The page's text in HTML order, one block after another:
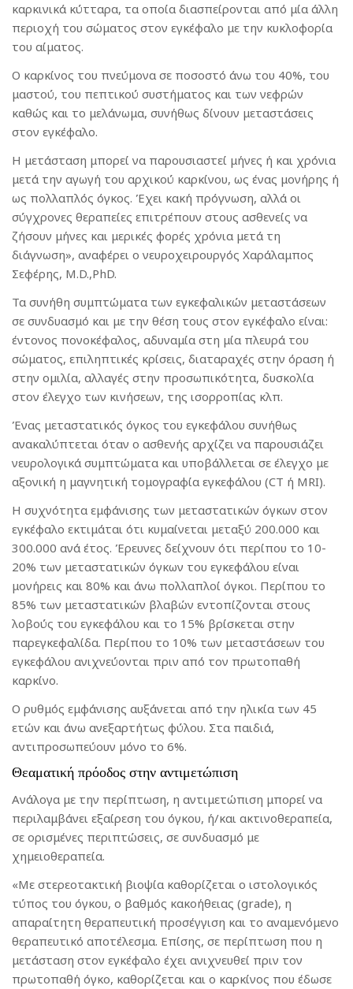
καρκινικά κύτταρα, τα οποία διασπείρονται από μία άλλη
περιοχή του σώματος στον εγκέφαλο με την κυκλοφορία
του αίματος.
Ο καρκίνος του πνεύμονα σε ποσοστό άνω του 40%, του
μαστού, του πεπτικού συστήματος και των νεφρών
καθώς και το μελάνωμα, συνήθως δίνουν μεταστάσεις
στον εγκέφαλο.
Η μετάσταση μπορεί να παρουσιαστεί μήνες ή και χρόνια
μετά την αγωγή του αρχικού καρκίνου, ως ένας μονήρης ή
ως πολλαπλός όγκος. Έχει κακή πρόγνωση, αλλά οι
σύγχρονες θεραπείες επιτρέπουν στους ασθενείς να
ζήσουν μήνες και μερικές φορές χρόνια μετά τη
διάγνωση», αναφέρει ο νευροχειρουργός Χαράλαμπος
Σεφέρης, M.D.,PhD.
Τα συνήθη συμπτώματα των εγκεφαλικών μεταστάσεων
σε συνδυασμό και με την θέση τους στον εγκέφαλο είναι:
έντονος πονοκέφαλος, αδυναμία στη μία πλευρά του
σώματος, επιληπτικές κρίσεις, διαταραχές στην όραση ή
στην ομιλία, αλλαγές στην προσωπικότητα, δυσκολία
στον έλεγχο των κινήσεων, της ισορροπίας κλπ.
Ένας μεταστατικός όγκος του εγκεφάλου συνήθως
ανακαλύπτεται όταν ο ασθενής αρχίζει να παρουσιάζει
νευρολογικά συμπτώματα και υποβάλλεται σε έλεγχο με
αξονική η μαγνητική τομογραφία εγκεφάλου (CT ή MRI).
Η συχνότητα εμφάνισης των μεταστατικών όγκων στον
εγκέφαλο εκτιμάται ότι κυμαίνεται μεταξύ 200.000 και
300.000 ανά έτος. Έρευνες δείχνουν ότι περίπου το 10-
20% των μεταστατικών όγκων του εγκεφάλου είναι
μονήρεις και 80% και άνω πολλαπλοί όγκοι. Περίπου το
85% των μεταστατικών βλαβών εντοπίζονται στους
λοβούς του εγκεφάλου και το 15% βρίσκεται στην
παρεγκεφαλίδα. Περίπου το 10% των μεταστάσεων του
εγκεφάλου ανιχνεύονται πριν από τον πρωτοπαθή
καρκίνο.
Ο ρυθμός εμφάνισης αυξάνεται από την ηλικία των 45
ετών και άνω ανεξαρτήτως φύλου. Στα παιδιά,
αντιπροσωπεύουν μόνο το 6%.
Θεαματική πρόοδος στην αντιμετώπιση
Ανάλογα με την περίπτωση, η αντιμετώπιση μπορεί να
περιλαμβάνει εξαίρεση του όγκου, ή/και ακτινοθεραπεία,
σε ορισμένες περιπτώσεις, σε συνδυασμό με
χημειοθεραπεία.
«Με στερεοτακτική βιοψία καθορίζεται ο ιστολογικός
τύπος του όγκου, ο βαθμός κακοήθειας (grade), η
απαραίτητη θεραπευτική προσέγγιση και το αναμενόμενο
θεραπευτικό αποτέλεσμα. Επίσης, σε περίπτωση που η
μετάσταση στον εγκέφαλο έχει ανιχνευθεί πριν τον
πρωτοπαθή όγκο, καθορίζεται και ο καρκίνος που έδωσε